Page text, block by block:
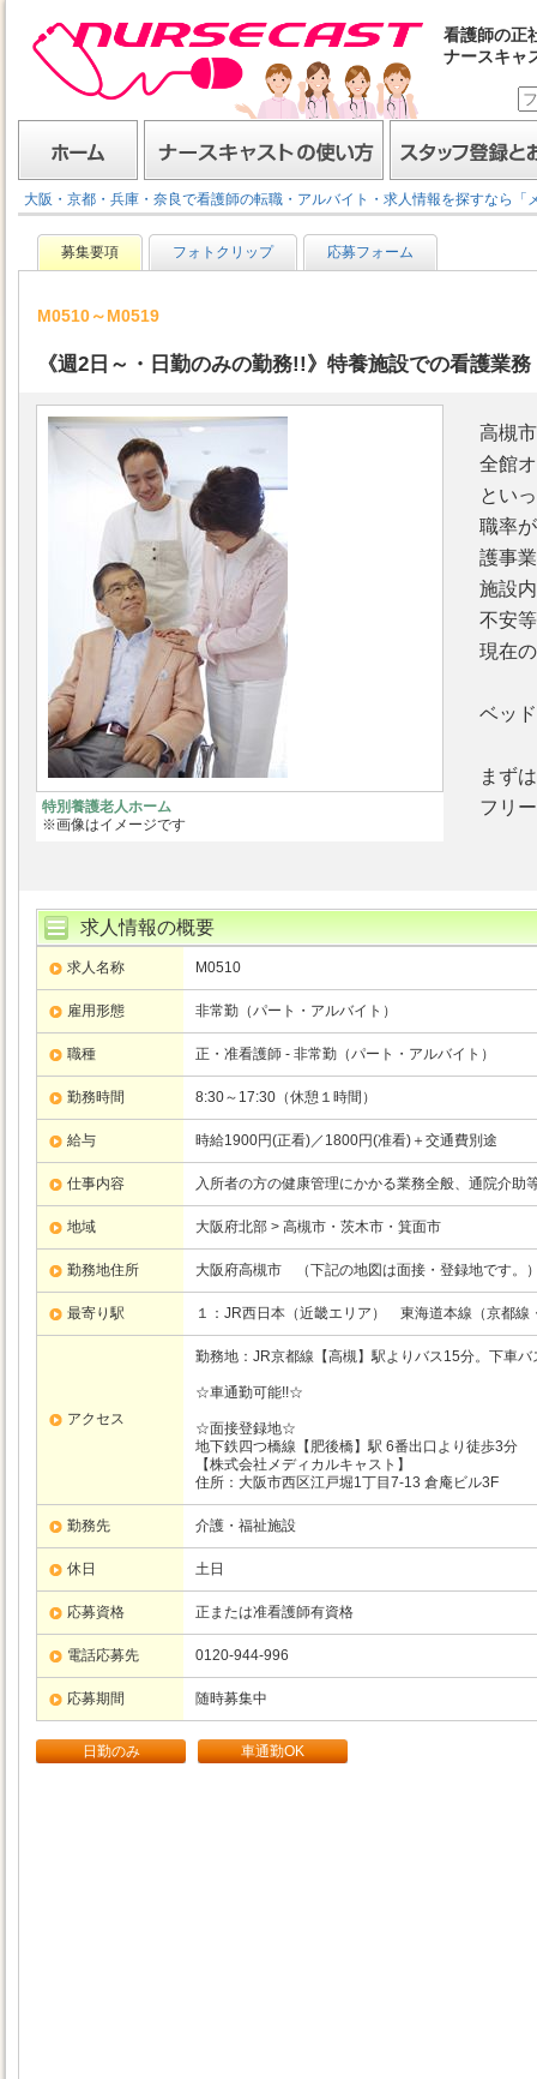
看護師の正
ナースキャ
ホーム ナースキャストの使い方 スタッフ登録とお仕
大阪・京都・兵庫・奈良で看護師の転職・アルバイト・求人情報を探すなら「
募集要項 フォトクリップ 応募フォーム
M0510～M0519
《週2日～・日勤のみの勤務!!》特養施設での看護業
特別養護老人ホーム
※画像はイメージです
高槻
全館
とい
職率
護事
施設
不安
現在
ベッ
まず
フリ
求人情報の概要
求人名称 M0510
雇用形態 非常勤（パート・アルバイト）
職種 正・准看護師 - 非常勤（パート・アルバイト）
勤務時間 8:30～17:30（休憩１時間）
給与 時給1900円(正看)／1800円(准看)＋交通費別途
仕事内容 入所者の方の健康管理にかかる業務全般、通院介
地域 大阪府北部 > 高槻市・茨木市・箕面市
勤務地住所 大阪府高槻市 （下記の地図は面接・登録地です。
最寄り駅 １：JR西日本（近畿エリア） 東海道本線（京都線
アクセス
勤務地：JR京都線【高槻】駅よりバス15分。下車
☆車通勤可能!!☆
☆面接登録地☆
地下鉄四つ橋線【肥後橋】駅 6番出口より徒歩3分
【株式会社メディカルキャスト】
住所：大阪市西区江戸堀1丁目7-13 倉庵ビル3F
勤務先 介護・福祉施設
休日 土日
応募資格 正または准看護師有資格
電話応募先 0120-944-996
応募期間 随時募集中
日勤のみ 車通勤OK